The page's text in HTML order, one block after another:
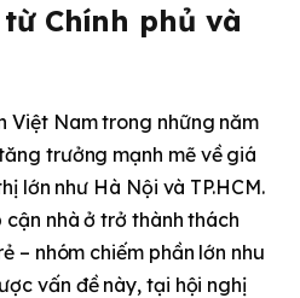
Chính phủ và
Việt Nam trong những năm
trưởng mạnh mẽ về giá
lớn như Hà Nội và TP.HCM.
nhà ở trở thành thách
– nhóm chiếm phần lớn nhu
vấn đề này, tại hội nghị